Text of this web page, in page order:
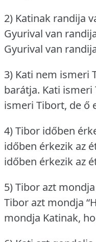
2) Katinak randija
Gyurival van
Gyurival van
3) Kati nem ismeri
barátja. Kati ismeri
ismeri Tibort, de ő
4) Tibor időben
időben érkezik az
időben érkezik az
5) Tibor azt
Tibor azt mondja
mondja Katinak,